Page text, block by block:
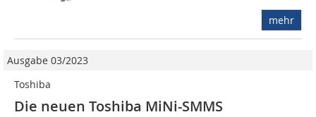
mehr
Ausgabe 03/2023
Toshiba
Die neuen Toshiba MiNi-SMMS